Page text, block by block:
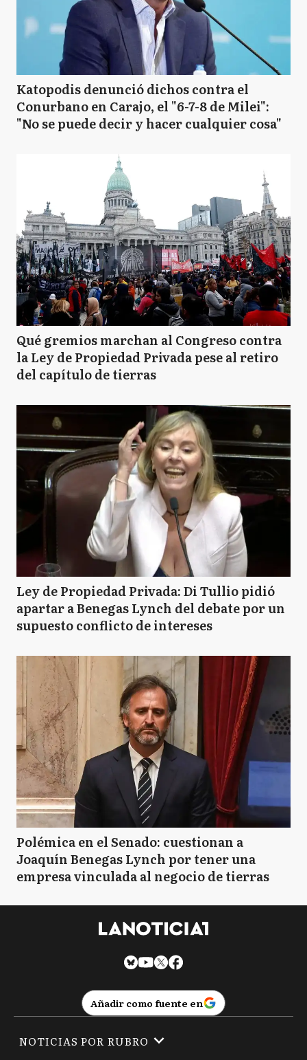
Katopodis denunció dichos contra el
Conurbano en Carajo, el "6-7-8 de Milei":
"No se puede decir y hacer cualquier cosa"
Qué gremios marchan al Congreso contra
la Ley de Propiedad Privada pese al retiro
del capítulo de tierras
Ley de Propiedad Privada: Di Tullio pidió
apartar a Benegas Lynch del debate por un
supuesto conflicto de intereses
Polémica en el Senado: cuestionan a
Joaquín Benegas Lynch por tener una
empresa vinculada al negocio de tierras
Añadir como fuente en
NOTICIAS POR RUBRO